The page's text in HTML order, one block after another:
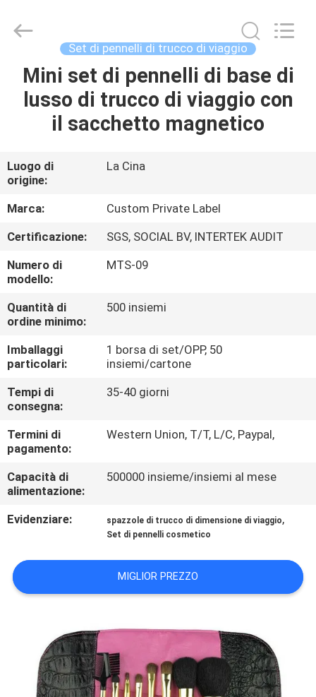
CASA
PRODOTTI
CIRCA
NOI
GIRO
DELLA
FABBRICA
CONTROLLO
DI
QUALITÀ
MAPPA
DEL
SITO
PRIVACY
Chanmy
Cosmetics
Reserved.
Set di pennelli di trucco di viaggio
Mini set di pennelli di base di
lusso di trucco di viaggio con
il sacchetto magnetico
Luogo di
origine:
La Cina
Marca:
Custom Private Label
Certificazione:
SGS, SOCIAL BV, INTERTEK AUDIT
Numero di
modello:
MTS-09
Quantità di
ordine minimo:
500 insiemi
Imballaggi
particolari:
1 borsa di set/OPP, 50
insiemi/cartone
Tempi di
consegna:
35-40 giorni
Termini di
pagamento:
Western Union, T/T, L/C, Paypal,
Capacità di
alimentazione:
500000 insieme/insiemi al mese
Evidenziare: spazzole di trucco di dimensione di viaggio,
Set di pennelli cosmetico
MIGLIOR PREZZO